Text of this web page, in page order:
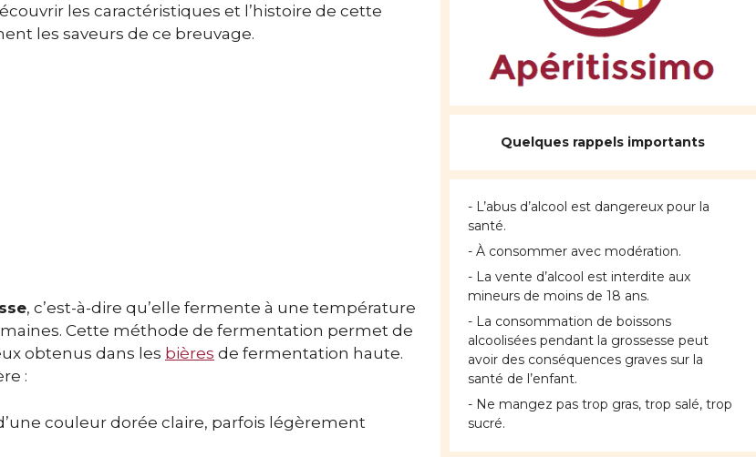
les caractéristiques et l’histoire de cette
les saveurs de ce breuvage.
, c’est-à-dire qu’elle fermente à une température
Cette méthode de fermentation permet de
obtenus dans les bières de fermentation haute.
:
couleur dorée claire, parfois légèrement
Quelques rappels importants
- L’abus d’alcool est dangereux pour la
santé.
- À consommer avec modération.
- La vente d’alcool est interdite aux
mineurs de moins de 18 ans.
- La consommation de boissons
alcoolisées pendant la grossesse peut
avoir des conséquences graves sur la
santé de l’enfant.
- Ne mangez pas trop gras, trop salé, trop
sucré.